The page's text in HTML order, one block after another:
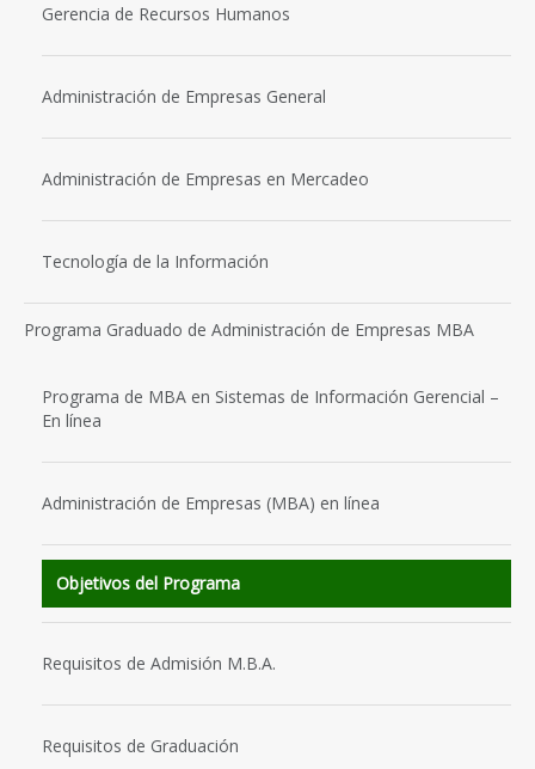
Gerencia de Recursos Humanos
Administración de Empresas General
Administración de Empresas en Mercadeo
Tecnología de la Información
Programa Graduado de Administración de Empresas MBA
Programa de MBA en Sistemas de Información Gerencial –
En línea
Administración de Empresas (MBA) en línea
Objetivos del Programa
Requisitos de Admisión M.B.A.
Requisitos de Graduación